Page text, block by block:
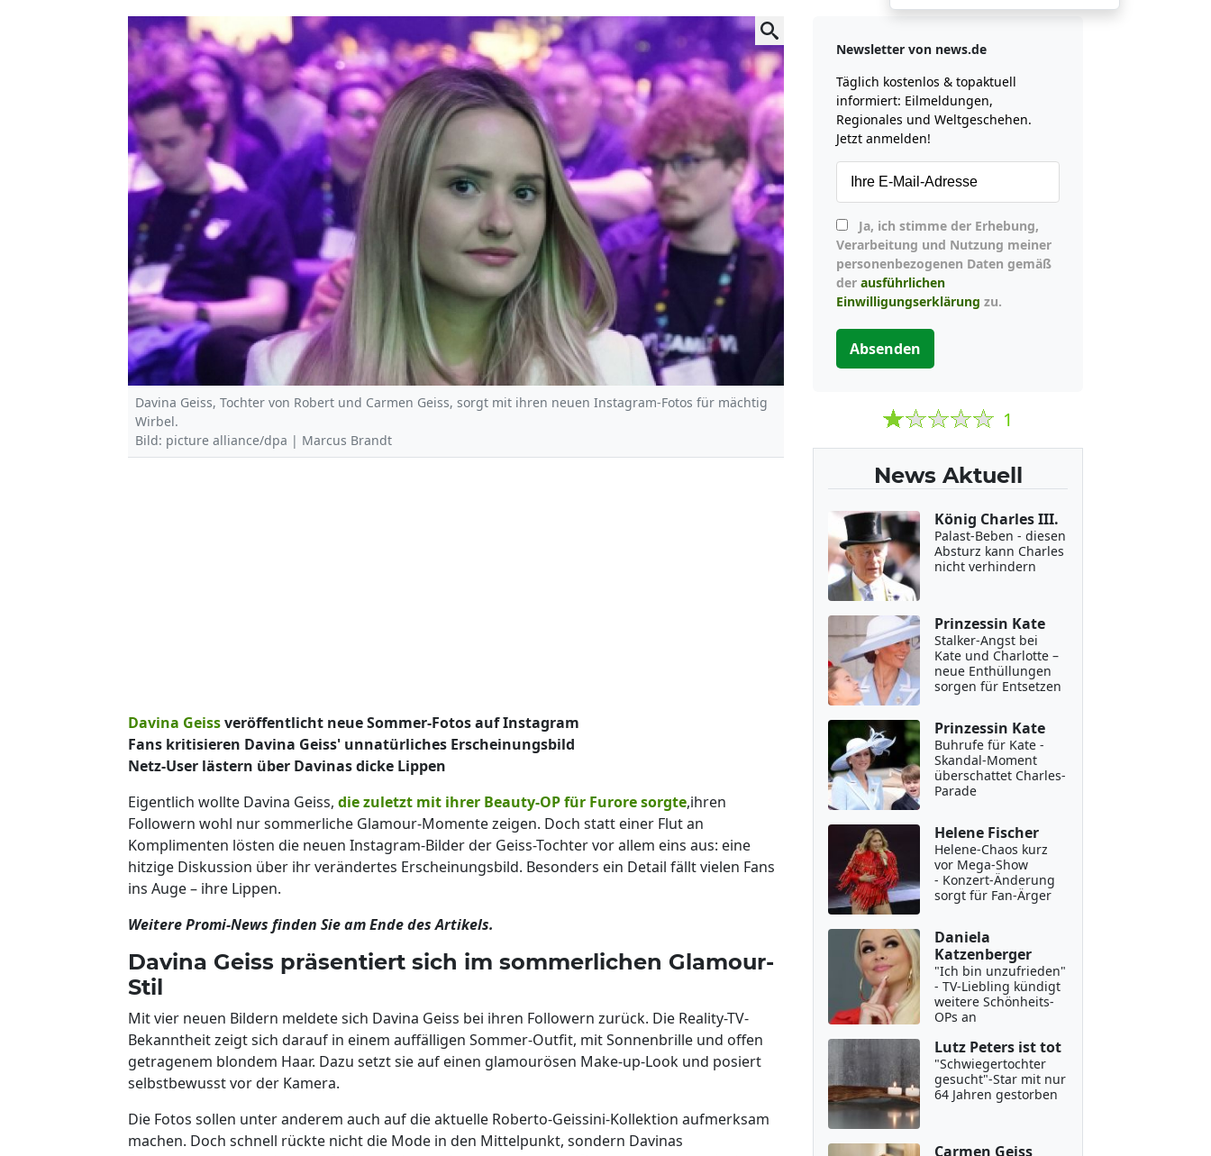
Davina Geiss, Tochter von Robert und Carmen Geiss, sorgt mit ihren neuen Instagram-Fotos für mächtig
Wirbel.
Bild: picture alliance/dpa | Marcus Brandt
Davina Geissveröffentlicht neue Sommer-Fotos auf Instagram
Fans kritisieren Davina Geiss' unnatürliches Erscheinungsbild
Netz-User lästern über Davinas dicke Lippen
Eigentlich wollte Davina Geiss, die zuletzt mit ihrer Beauty-OP für Furore sorgte,ihren
Followern wohl nur sommerliche Glamour-Momente zeigen. Doch statt einer Flut an
Komplimenten lösten die neuen Instagram-Bilder der Geiss-Tochter vor allem eins aus: eine
hitzige Diskussion über ihr verändertes Erscheinungsbild. Besonders ein Detail fällt vielen Fans
ins Auge – ihre Lippen.
Weitere Promi-News finden Sie am Ende des Artikels.
Davina Geiss präsentiert sich im sommerlichen Glamour-
Stil
Mit vier neuen Bildern meldete sich Davina Geiss bei ihren Followern zurück. Die Reality-TV-
Bekanntheit zeigt sich darauf in einem auffälligen Sommer-Outfit, mit Sonnenbrille und offen
getragenem blondem Haar. Dazu setzt sie auf einen glamourösen Make-up-Look und posiert
selbstbewusst vor der Kamera.
Die Fotos sollen unter anderem auch auf die aktuelle Roberto-Geissini-Kollektion aufmerksam
machen. Doch schnell rückte nicht die Mode in den Mittelpunkt, sondern Davinas
Newsletter von news.de
Täglich kostenlos & topaktuell
informiert: Eilmeldungen,
Regionales und Weltgeschehen.
Jetzt anmelden!
Verarbeitung und Nutzung meiner
personenbezogenen Daten gemäß
der ausführlichen
Einwilligungserklärung zu.
Absenden
1
News Aktuell
König Charles III.
Palast-Beben - diesen
Absturz kann Charles
nicht verhindern
Prinzessin Kate
Stalker-Angst bei
Kate und Charlotte –
neue Enthüllungen
sorgen für Entsetzen
Prinzessin Kate
Buhrufe für Kate -
Skandal-Moment
überschattet Charles-
Parade
Helene Fischer
Helene-Chaos kurz
vor Mega-Show
- Konzert-Änderung
sorgt für Fan-Ärger
Daniela
Katzenberger
"Ich bin unzufrieden"
- TV-Liebling kündigt
weitere Schönheits-
OPs an
Lutz Peters ist tot
"Schwiegertochter
gesucht"-Star mit nur
64 Jahren gestorben
Carmen Geiss